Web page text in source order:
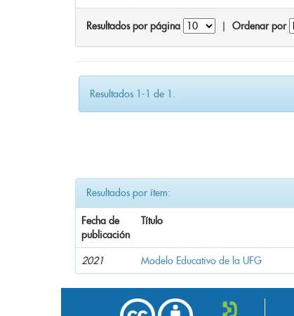
Resultados por página Ordenar por
Resultados 1-1 de 1.
Resultados por ítem:
Fecha de
publicación
Título
2021 Modelo Educativo de la UFG